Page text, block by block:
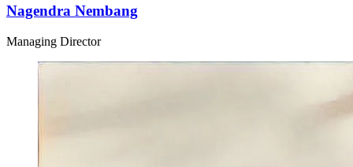
Nagendra Nembang
Managing Director